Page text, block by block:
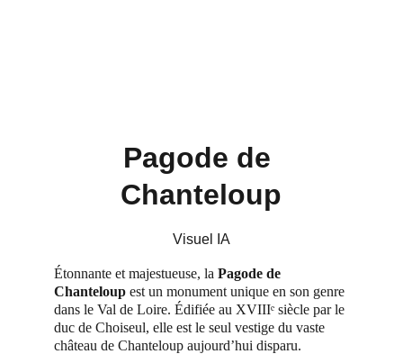
Pagode de
Chanteloup
Étonnante et majestueuse, la Pagode de
Chanteloup est un monument unique en son genre
dans le Val de Loire. Édifiée au XVIIIᵉ siècle par le
duc de Choiseul, elle est le seul vestige du vaste
château de Chanteloup aujourd’hui disparu.
Visuel IA